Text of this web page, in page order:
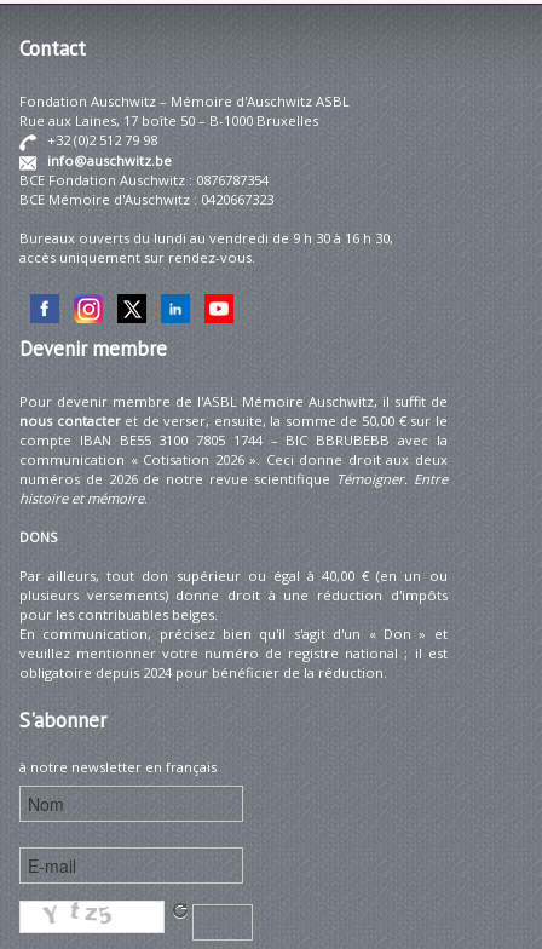
Contact
Fondation Auschwitz – Mémoire d'Auschwitz ASBL
Rue aux Laines, 17 boîte 50 – B-1000 Bruxelles
+32 (0)2 512 79 98
info@auschwitz.be
BCE Fondation Auschwitz : 0876787354
BCE Mémoire d'Auschwitz : 0420667323
Bureaux ouverts du lundi au vendredi de 9 h 30 à 16 h 30,
accès uniquement sur rendez-vous.
Devenirmembre
Pour devenir membre de l'ASBL Mémoire Auschwitz, il suffit de
nous contacteret de verser, ensuite, la somme de 50,00 € sur le
compte IBAN BE55 3100 7805 1744 – BIC BBRUBEBB avec la
communication « Cotisation 2026 ». Ceci donne droit aux deux
numéros de 2026 de notre revue scientifique Témoigner. Entre
histoire et mémoire.
DONS
Par ailleurs, tout don supérieur ou égal à 40,00 € (en un ou
plusieurs versements) donne droit à une réduction d'impôts
pour les contribuables belges.
En communication, précisez bien qu'il s'agit d'un « Don » et
veuillez mentionner votre numéro de registre national ; il est
obligatoire depuis 2024 pour bénéficier de la réduction.
S'abonner
à notre newsletter en français